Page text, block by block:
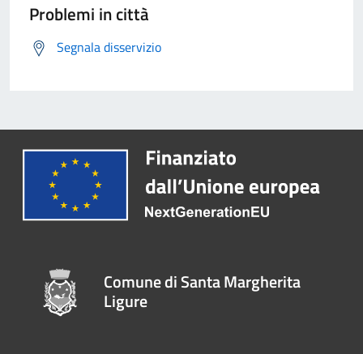
Problemi in città
Segnala disservizio
Comune di Santa Margherita
Ligure